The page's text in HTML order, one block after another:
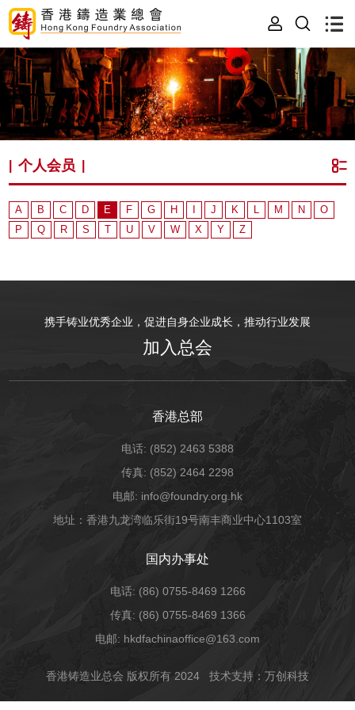
|个人会员
A B C D E F G H I J K L M N
O
P
Q R S T U V W X Y Z
携手铸业优秀企业，促进自身企业成长，推动行业发展
加入总会
香港总部
电话: (852) 2463 5388
传真: (852) 2464 2298
电邮: info@foundry.org.hk
地址：香港九龙湾临乐街19号南丰商业中心1103室
国内办事处
电话: (86) 0755-8469 1266
传真: (86) 0755-8469 1366
电邮: hkdfachinaoffice@163.com
香港铸造业总会 版权所有 2024 技术支持：万创科技